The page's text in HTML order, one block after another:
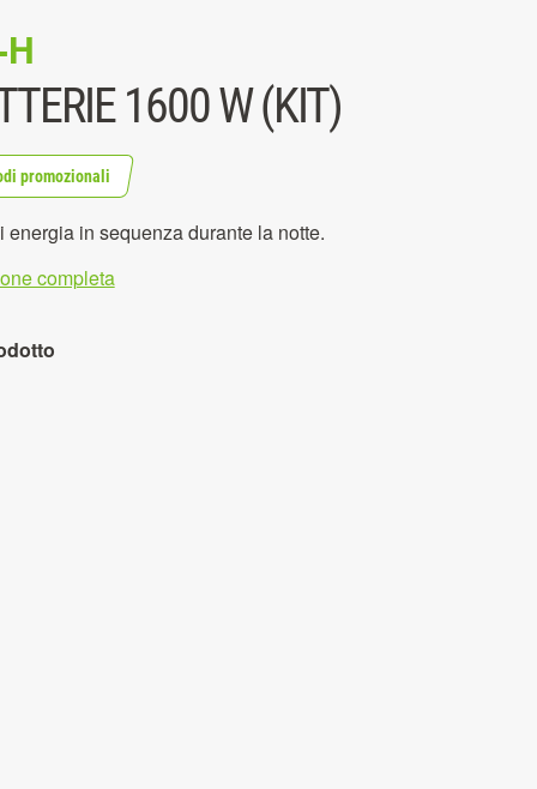
1600 W (KIT)
promozionali
in sequenza durante la notte.
completa